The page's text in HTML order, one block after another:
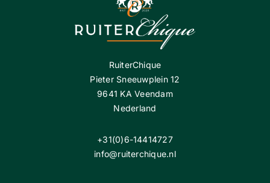
RuiterChique
Pieter Sneeuwplein 12
9641 KA Veendam
Nederland
+31(0)6-14414727
info@ruiterchique.nl